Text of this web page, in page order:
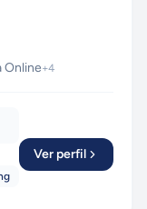
Online+4
Ver perfil